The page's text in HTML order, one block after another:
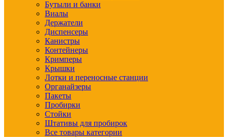
Бутыли и банки
Виалы
Держатели
Диспенсеры
Канистры
Контейнеры
Кримперы
Крышки
Лотки и переносные станции
Органайзеры
Пакеты
Пробирки
Стойки
Штативы для пробирок
Все товары категории